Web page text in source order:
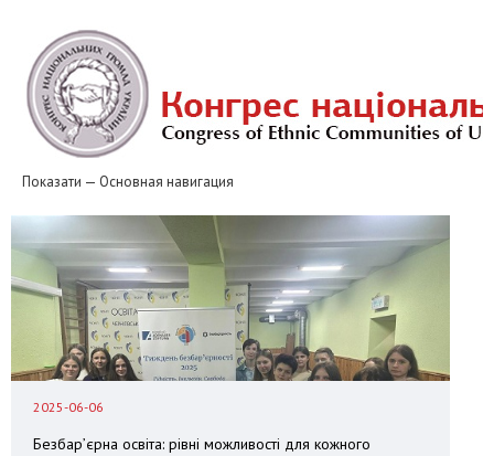
основного
Основная
навигация
Показати — Основная навигация
Новини
Національні громади
Європейський табір
Табір «Джерела толерантності» і «Джерела порозуміння»
Клуби толерантності
Контакти
Звіти
2025-06-06
Безбар’єрна освіта: рівні можливості для кожного